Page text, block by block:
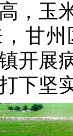
，玉
甘
开展
下坚